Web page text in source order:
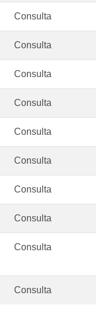
Consulta
Consulta
Consulta
Consulta
Consulta
Consulta
Consulta
Consulta
Consulta
Consulta